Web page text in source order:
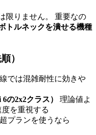
限りません。 重要なの
トルネックを潰せる機種
）
では混雑耐性に効きや
の2x2クラス）
理論値よ
を重視する
プランを使うなら